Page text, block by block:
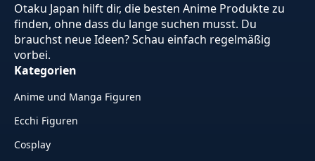
Otaku Japan hilft dir, die besten Anime Produkte zu
finden, ohne dass du lange suchen musst. Du
brauchst neue Ideen? Schau einfach regelmäßig
vorbei.
Kategorien
Anime und Manga Figuren
Ecchi Figuren
Cosplay